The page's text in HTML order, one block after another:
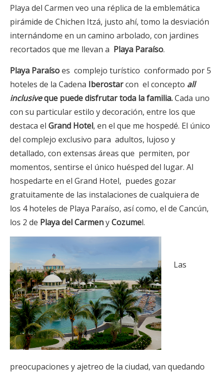
Playa del Carmen veo una réplica de la emblemática
pirámide de Chichen Itzá, justo ahí, tomo la desviación
internándome en un camino arbolado, con jardines
recortados que me llevan a Playa Paraíso.
Playa Paraísoes complejo turístico conformado por 5
hoteles de la Cadena Iberostarcon el concepto all
inclusiveque puede disfrutar toda la familia.Cada uno
con su particular estilo y decoración, entre los que
destaca el Grand Hotel, en el que me hospedé. El único
del complejo exclusivo para adultos, lujoso y
detallado, con extensas áreas que permiten, por
momentos, sentirse el único huésped del lugar. Al
hospedarte en el Grand Hotel, puedes gozar
gratuitamente de las instalaciones de cualquiera de
los 4 hoteles de Playa Paraíso, así como, el de Cancún,
los 2 de Playa del CarmenyCozumel.
Las
preocupaciones y ajetreo de la ciudad, van quedando